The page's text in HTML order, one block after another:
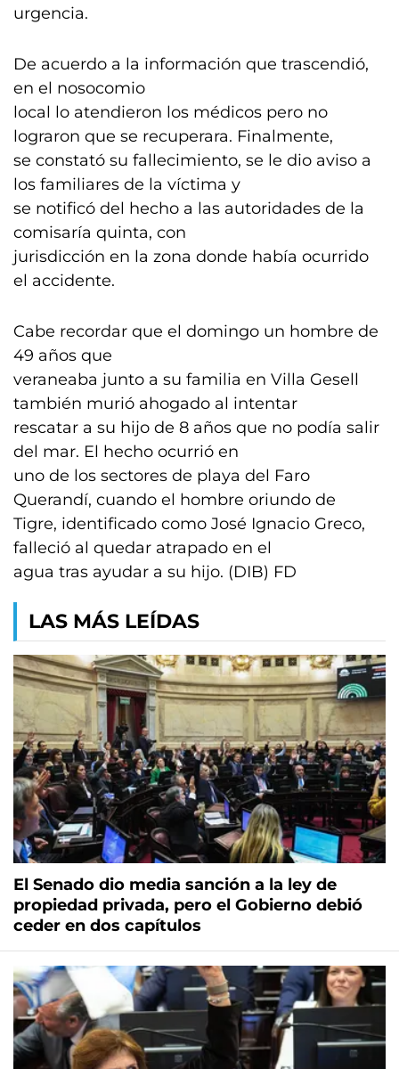
urgencia.
De acuerdo a la información que trascendió,
en el nosocomio
local lo atendieron los médicos pero no
lograron que se recuperara. Finalmente,
se constató su fallecimiento, se le dio aviso a
los familiares de la víctima y
se notificó del hecho a las autoridades de la
comisaría quinta, con
jurisdicción en la zona donde había ocurrido
el accidente.
Cabe recordar que el domingo un hombre de
49 años que
veraneaba junto a su familia en Villa Gesell
también murió ahogado al intentar
rescatar a su hijo de 8 años que no podía salir
del mar. El hecho ocurrió en
uno de los sectores de playa del Faro
Querandí, cuando el hombre oriundo de
Tigre, identificado como José Ignacio Greco,
falleció al quedar atrapado en el
agua tras ayudar a su hijo. (DIB) FD
LAS MÁS LEÍDAS
El Senado dio media sanción a la ley de
propiedad privada, pero el Gobierno debió
ceder en dos capítulos